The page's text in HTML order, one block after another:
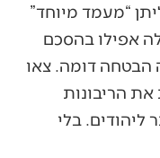
“מעמד מיוחד”
אפילו בהסכם
הבטחה דומה. צאו
הריבונות
בלי